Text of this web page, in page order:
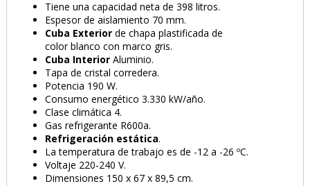
PRODUCTO AÑADIDO AL CARRITO
Tiene una capacidad neta de 398 litros.
Espesor de aislamiento 70 mm.
Cuba Exterior de chapa plastificada de
color blanco con marco gris.
Cuba Interior Aluminio.
Tapa de cristal corredera.
Potencia 190 W.
Consumo energético 3.330 kW/año.
Clase climática 4.
Gas refrigerante R600a.
Refrigeración estática.
La temperatura de trabajo es de -12 a -26 ºC.
Voltaje 220-240 V.
Dimensiones 150 x 67 x 89,5 cm.